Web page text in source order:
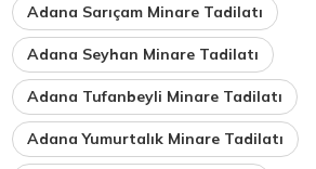
Adana Sarıçam Minare Tadilatı
Adana Seyhan Minare Tadilatı
Adana Tufanbeyli Minare Tadilatı
Adana Yumurtalık Minare Tadilatı